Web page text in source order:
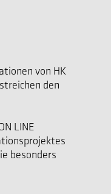
von HK
den
LINE
besonders